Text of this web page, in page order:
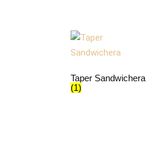
Taper Sandwichera
(1)